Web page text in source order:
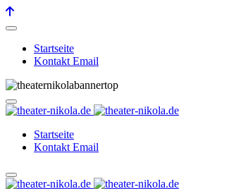
Startseite
Kontakt Email
Startseite
Kontakt Email